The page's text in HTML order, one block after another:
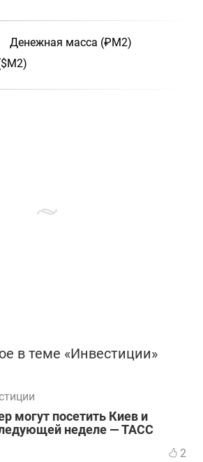
Денежная масса (₽М2)
в теме «Инвестиции»
могут посетить Киев и
неделе — ТАСС
2